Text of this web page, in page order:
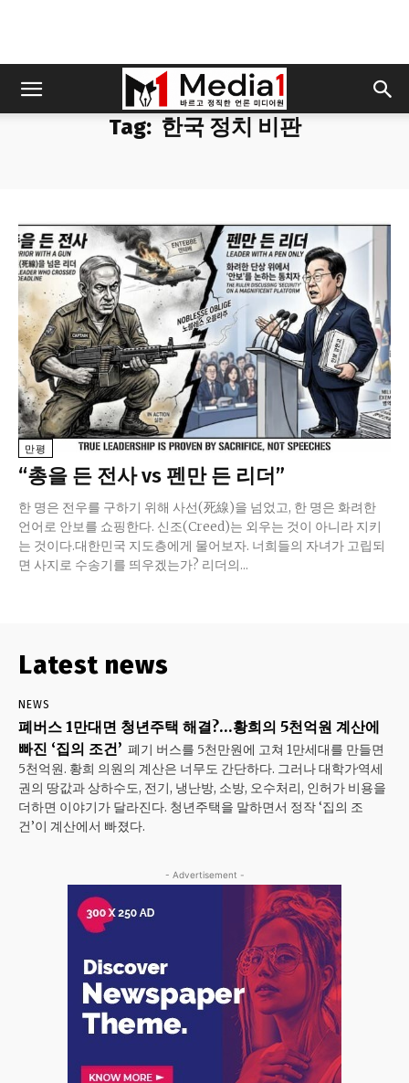
Tag: 한국 정치 비판
만평
“총을 든 전사 vs 펜만 든 리더”
​한 명은 전우를 구하기 위해 사선(死線)을 넘었고, 한 명은 화려한
언어로 안보를 쇼핑한다.​ 신조(Creed)는 외우는 것이 아니라 지키
는 것이다.대한민국 지도층에게 물어보자. 너희들의 자녀가 고립되
면 사지로 수송기를 띄우겠는가?​ 리더의...
Latest news
NEWS
폐버스 1만대면 청년주택 해결?…황희의 5천억원 계산에
빠진 ‘집의 조건’ 폐기 버스를 5천만원에 고쳐 1만세대를 만들면
5천억원. 황희 의원의 계산은 너무도 간단하다. 그러나 대학가·역세
권의 땅값과 상하수도, 전기, 냉난방, 소방, 오수처리, 인허가 비용을
더하면 이야기가 달라진다. 청년주택을 말하면서 정작 ‘집의 조
건’이 계산에서 빠졌다.
- Advertisement -